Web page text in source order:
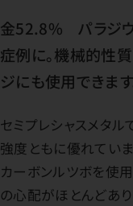
金52.8% パラジ
症例に。機械的性
ジにも使用できます
セミプレシャスメタル
強度ともに優れていま
カーボンルツボを使
の心配がほとんどあり